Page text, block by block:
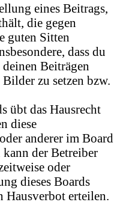
eines Beitrags,
die gegen
guten Sitten
dass du
Beiträgen
zu setzen bzw.
übt das Hausrecht
diese
anderer im Board
der Betreiber
oder
dieses Boards
Hausverbot erteilen.